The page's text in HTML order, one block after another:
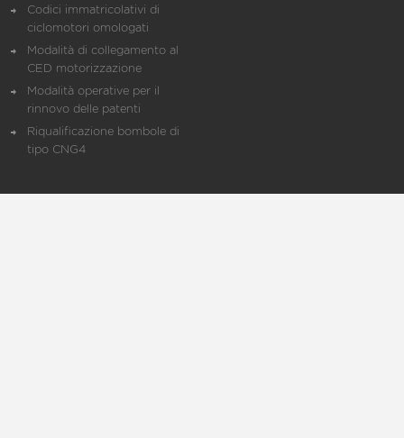
Codici immatricolativi di
ciclomotori omologati
Modalità di collegamento al
CED motorizzazione
Modalità operative per il
rinnovo delle patenti
Riqualificazione bombole di
tipo CNG4